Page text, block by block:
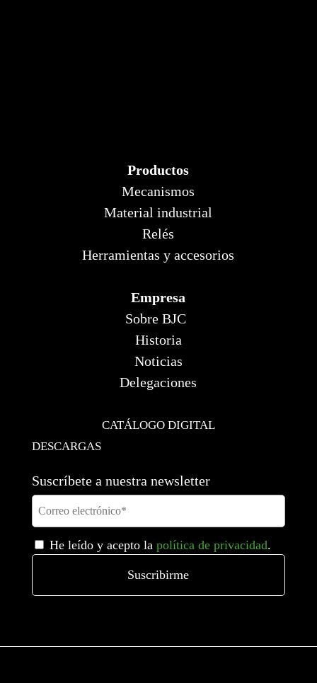
Productos
Mecanismos
Material industrial
Relés
Herramientas y accesorios
Empresa
Sobre BJC
Historia
Noticias
Delegaciones
CATÁLOGO DIGITAL
DESCARGAS
Suscríbete a nuestra newsletter
He leído y acepto la política de privacidad.